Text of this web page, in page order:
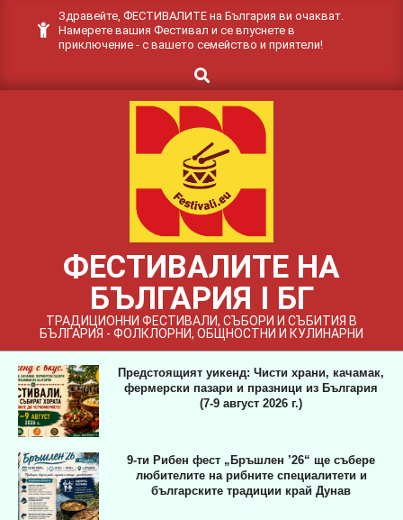
Здравейте, ФЕСТИВАЛИТЕ на България ви очакват.
Намерете вашия Фестивал и се впуснете в
приключение - с вашето семейство и приятели!
Search
ФЕСТИВАЛИТЕ НА
БЪЛГАРИЯ I БГ
ТРАДИЦИОННИ ФЕСТИВАЛИ, СЪБОРИ И СЪБИТИЯ В
БЪЛГАРИЯ - ФОЛКЛОРНИ, ОБЩНОСТНИ И КУЛИНАРНИ
Предстоящият уикенд: Чисти храни, качамак,
фермерски пазари и празници из България
(7-9 август 2026 г.)
9-ти Рибен фест „Бръшлен ’26“ ще събере
любителите на рибните специалитети и
българските традиции край Дунав